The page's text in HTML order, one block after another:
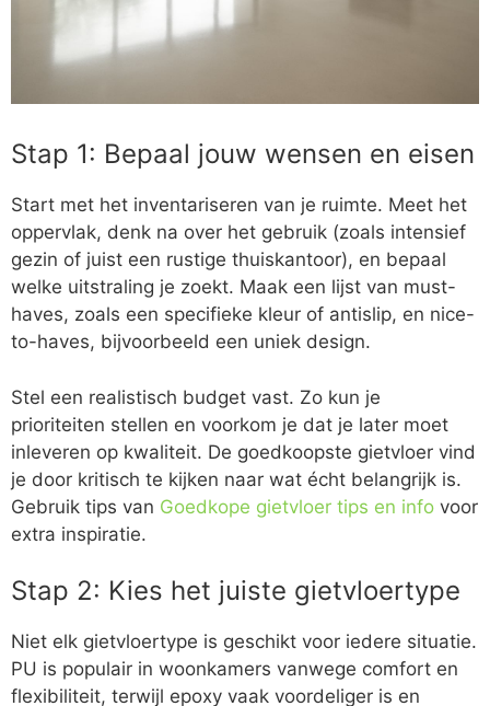
Stap 1: Bepaal jouw wensen en eisen
Start met het inventariseren van je ruimte. Meet het
oppervlak, denk na over het gebruik (zoals intensief
gezin of juist een rustige thuiskantoor), en bepaal
welke uitstraling je zoekt. Maak een lijst van must-
haves, zoals een specifieke kleur of antislip, en nice-
to-haves, bijvoorbeeld een uniek design.
Stel een realistisch budget vast. Zo kun je
prioriteiten stellen en voorkom je dat je later moet
inleveren op kwaliteit. De goedkoopste gietvloer vind
je door kritisch te kijken naar wat écht belangrijk is.
Gebruik tips van Goedkope gietvloer tips en info voor
extra inspiratie.
Stap 2: Kies het juiste gietvloertype
Niet elk gietvloertype is geschikt voor iedere situatie.
PU is populair in woonkamers vanwege comfort en
flexibiliteit, terwijl epoxy vaak voordeliger is en